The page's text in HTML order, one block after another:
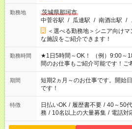
勤務地
茨城県那珂市
中菅谷駅 / 瓜連駅 / 南酒出駅 /
＜選べる勤務地＞シニア向け
な施設をご紹介できます！
勤務時間
★1日5時間～OK！ （例）9:00～
間のお仕事もご紹介可能です！
家庭の都合でお休みが必要な場合
※週最低15時間以上の勤務が必要
期間
短期2ヵ月～のお仕事です。開
です！
特徴 日払いOK / 履歴書不要 / 40～50
務 / 10名以上の大量募集 / 電話対